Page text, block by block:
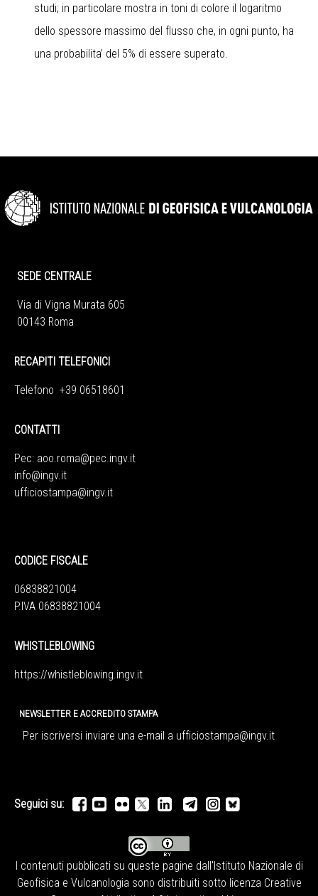
studi; in particolare mostra in toni di colore il logaritmo
dello spessore massimo del flusso che, in ogni punto, ha
una probabilita’ del 5% di essere superato.
SEDE CENTRALE
Via di Vigna Murata 605
00143 Roma
RECAPITI TELEFONICI
Telefono +39 06518601
CONTATTI
Pec: aoo.roma@pec.ingv.it
info@ingv.it
ufficiostampa@ingv.it
CODICE FISCALE
06838821004
P.IVA 06838821004
WHISTLEBLOWING
https://whistleblowing.ingv. it
NEWSLETTER E ACCREDITO STAMPA
Per iscriversi inviare una e-mail a ufficiostampa@ingv.it
Seguici su:
I contenuti pubblicati su queste pagine dall'Istituto Nazionale di
Geofisica e Vulcanologia sono distribuiti sotto licenza Creative